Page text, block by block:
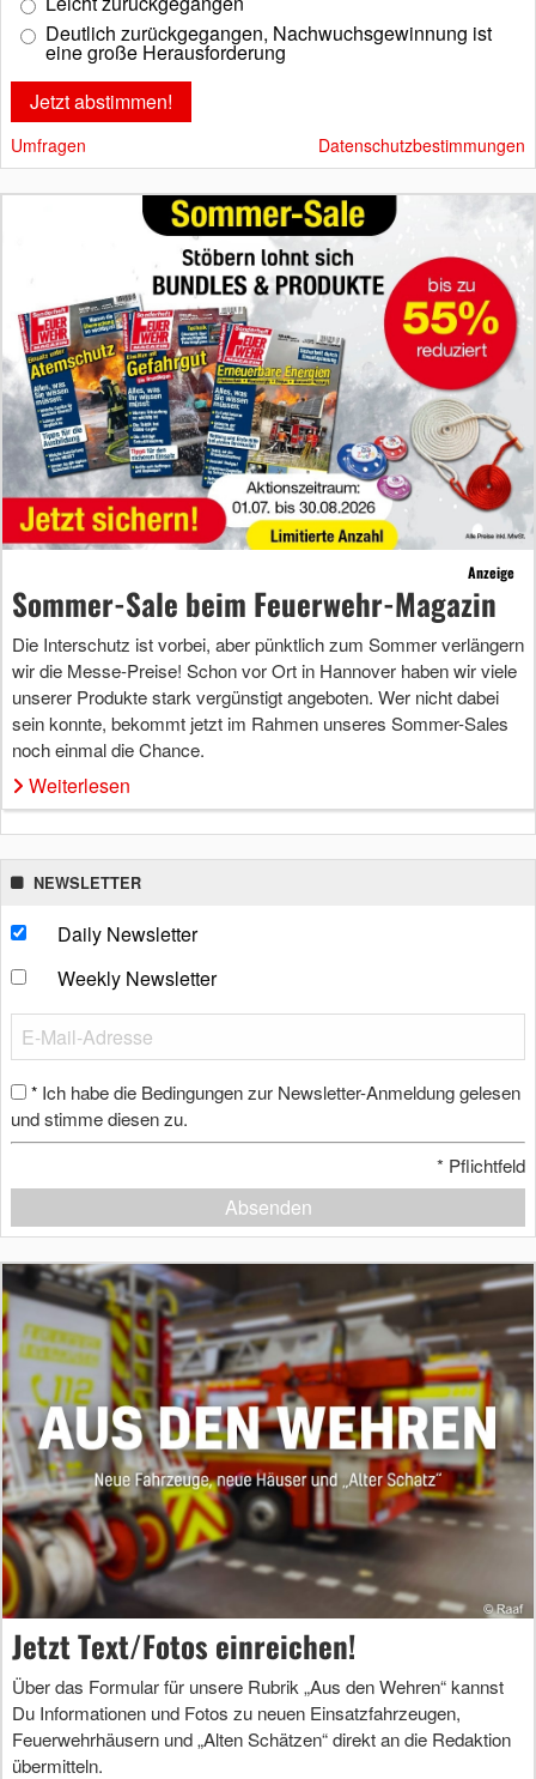
Deutlich zurückgegangen, Nachwuchsgewinnung ist
eine große Herausforderung
Umfragen Datenschutzbestimmungen
Anzeige
Sommer-Sale beim Feuerwehr-Magazin
Die Interschutz ist vorbei, aber pünktlich zum Sommer verlängern
wir die Messe-Preise! Schon vor Ort in Hannover haben wir viele
unserer Produkte stark vergünstigt angeboten. Wer nicht dabei
sein konnte, bekommt jetzt im Rahmen unseres Sommer-Sales
noch einmal die Chance.
Weiterlesen
NEWSLETTER
Daily Newsletter
Weekly Newsletter
* Ich habe die Bedingungen zur Newsletter-Anmeldung gelesen
und stimme diesen zu.
* Pflichtfeld
Absenden
Jetzt Text/Fotos einreichen!
Über das Formular für unsere Rubrik „Aus den Wehren“ kannst
Du Informationen und Fotos zu neuen Einsatzfahrzeugen,
Feuerwehrhäusern und „Alten Schätzen“ direkt an die Redaktion
übermitteln.